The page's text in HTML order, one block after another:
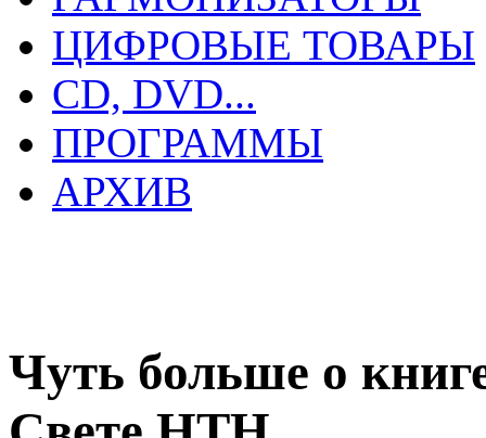
ЦИФРОВЫЕ ТОВАРЫ
CD, DVD...
ПРОГРАММЫ
АРХИВ
Чуть больше о